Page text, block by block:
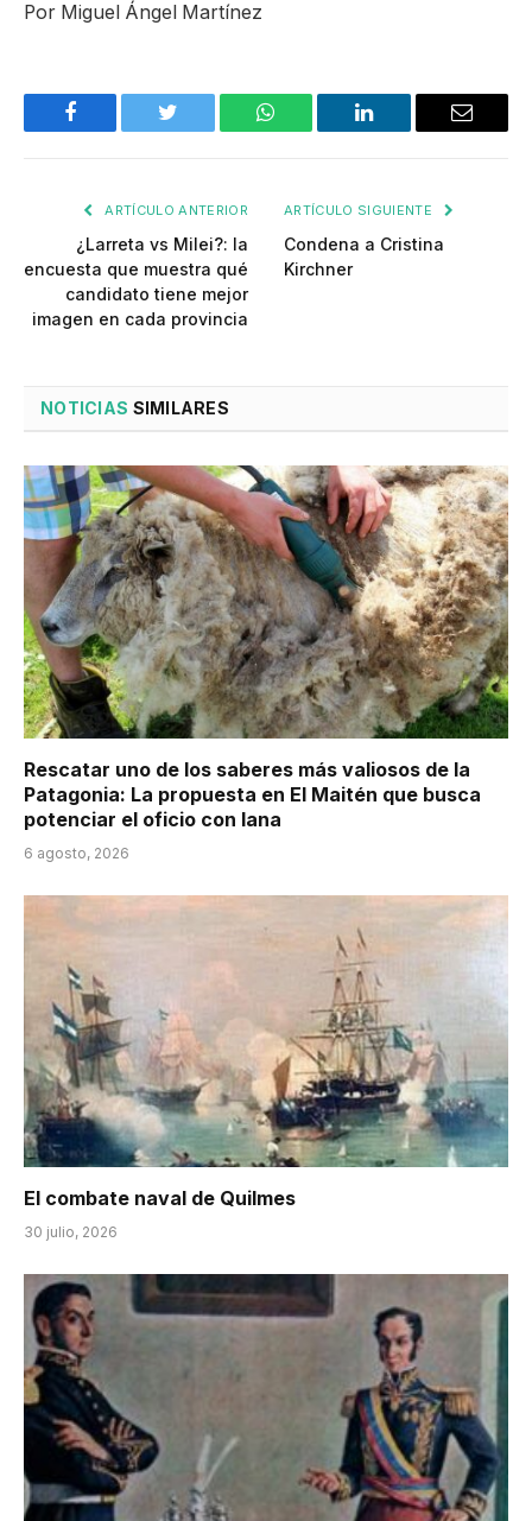
Por Miguel Ángel Martínez
Facebook Twitter WhatsApp LinkedIn Email
ARTÍCULO ANTERIOR
¿Larreta vs Milei?: la
encuesta que muestra qué
candidato tiene mejor
imagen en cada provincia
ARTÍCULO SIGUIENTE
Condena a Cristina
Kirchner
NOTICIAS SIMILARES
Rescatar uno de los saberes más valiosos de la
Patagonia: La propuesta en El Maitén que busca
potenciar el oficio con lana
6 agosto, 2026
El combate naval de Quilmes
30 julio, 2026